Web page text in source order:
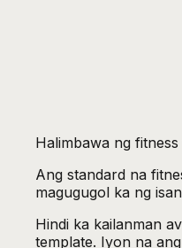
Halimbawa ng
Ang standard na
magugugol ka ng
Hindi ka kailanman
template. Iyon na